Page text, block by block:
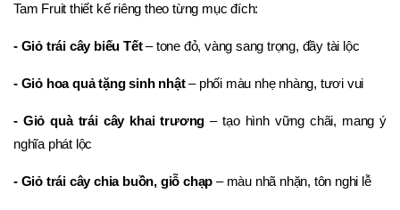
Tam Fruit thiết kế riêng theo từng mục đích:
- Giỏ trái cây biếu Tết – tone đỏ, vàng sang trọng, đầy tài lộc
- Giỏ hoa quả tặng sinh nhật – phối màu nhẹ nhàng, tươi vui
- Giỏ quà trái cây khai trương – tạo hình vững chãi, mang ý
nghĩa phát lộc
- Giỏ trái cây chia buồn, giỗ chạp – màu nhã nhặn, tôn nghi lễ